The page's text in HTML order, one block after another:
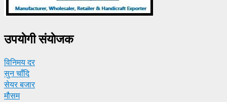
उपयाेगी संयाेजक
विनिमय दर
सुन चाँदि
सेयर बजार
मौसम